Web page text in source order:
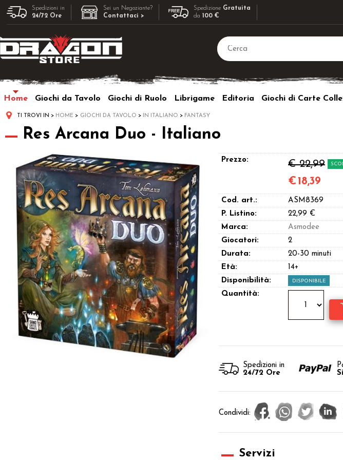
Spedizioni in
24/72 Ore
Sei un Negoziante?
Contattaci >
Spedizione Gratuita
da100 €
Home Giochi da Tavolo Giochi di Ruolo Librigame Editoria Giochi di Carte
TI TROVI IN HOME GIOCHI DA TAVOLO IN ITALIANO FANTASY
Res Arcana Duo - Italiano
Prezzo: € 22,99
€ 18,39
Cod. art.:
ASM8369
P. Listino:
22,99 €
Marca:
Asmodee
Giocatori:
2
Durata:
20-30 minuti
Età:
14+
Disponibilità:
DISPONIBILE
Quantità:
Spedizioni in
24/72 Ore
Condividi:
Servizi